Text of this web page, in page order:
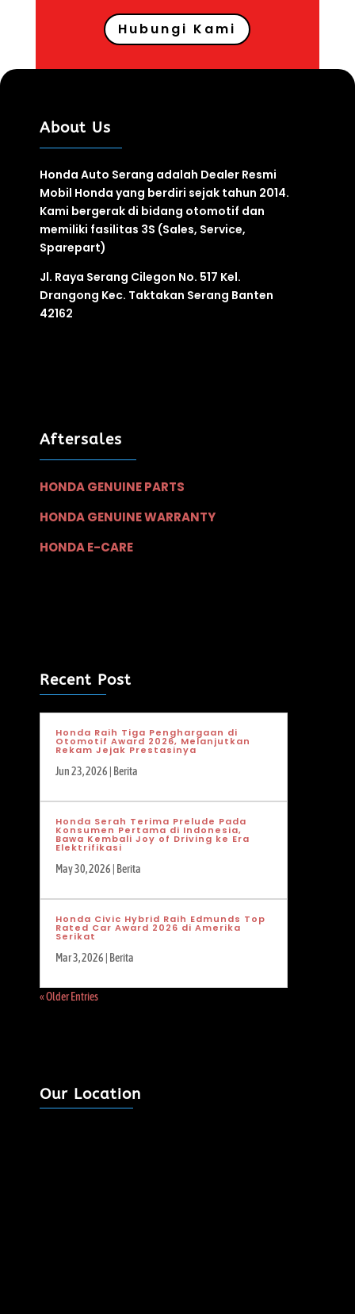
Hubungi Kami
About Us
Honda Auto Serang adalah Dealer Resmi
Mobil Honda yang berdiri sejak tahun 2014.
Kami bergerak di bidang otomotif dan
memiliki fasilitas 3S (Sales, Service,
Sparepart)
Jl. Raya Serang Cilegon No. 517 Kel.
Drangong Kec. Taktakan Serang Banten
42162
Aftersales
HONDA GENUINE PARTS
HONDA GENUINE WARRANTY
HONDA E-CARE
Recent Post
Honda Raih Tiga Penghargaan di
Otomotif Award 2026, Melanjutkan
Rekam Jejak Prestasinya
Jun 23, 2026
Berita
Honda Serah Terima Prelude Pada
Konsumen Pertama di Indonesia,
Bawa Kembali Joy of Driving ke Era
Elektrifikasi
May 30, 2026
Berita
Honda Civic Hybrid Raih Edmunds Top
Rated Car Award 2026 di Amerika
Serikat
Mar 3, 2026
Berita
« Older Entries
Our Location